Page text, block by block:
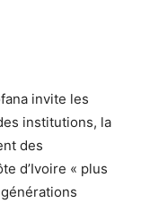
invite les
institutions, la
des
d’Ivoire « plus